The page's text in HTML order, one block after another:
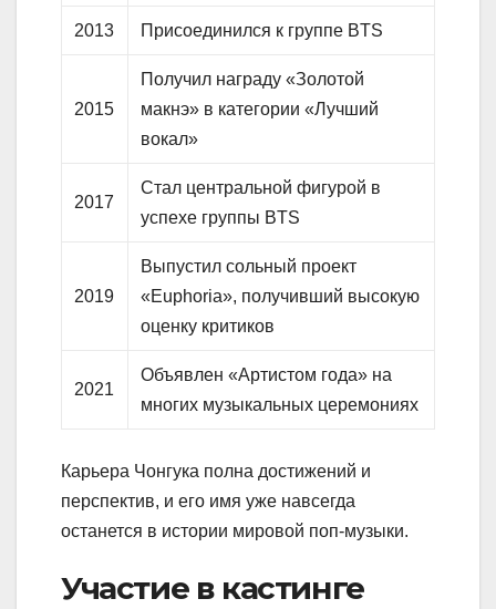
2013 Присоединился к группе BTS
2015
Получил награду «Золотой
макнэ» в категории «Лучший
вокал»
2017
Стал центральной фигурой в
успехе группы BTS
2019
Выпустил сольный проект
«Euphoria», получивший высокую
оценку критиков
2021
Объявлен «Артистом года» на
многих музыкальных церемониях
Карьера Чонгука полна достижений и
перспектив, и его имя уже навсегда
останется в истории мировой поп-музыки.
Участие в кастинге